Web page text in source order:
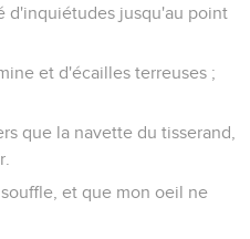
d'inquiétudes jusqu'au point
et d'écailles terreuses ;
que la navette du tisserand,
et que mon oeil ne